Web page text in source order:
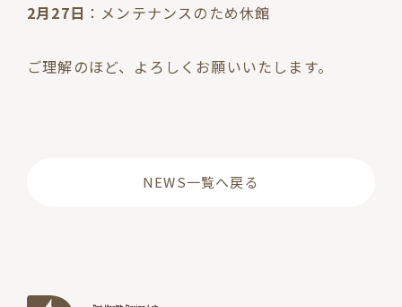
2月27日 ：メンテナンスのため休館
ご理解のほど、よろしくお願いいたします。
NEWS一覧へ戻る